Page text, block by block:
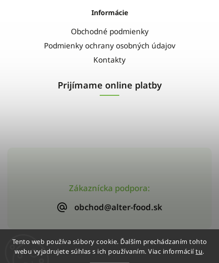
Tento web používa súbory cookie. Ďalším prechádzaním tohto
webu vyjadrujete súhlas s ich používaním. Viac informáciítu.
Zákaznícka podpora:
obchod@alter-food.sk
Informácie
Obchodné podmienky
Podmienky ochrany osobných údajov
Kontakty
Prijímame online platby
Copyright 2026Alter-Food. Všetky práva vyhradené.